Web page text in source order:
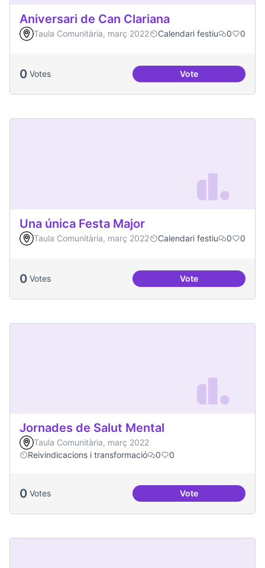
Aniversari de Can Clariana
Taula Comunitària, març 2022 Calendari festiu 0 0
0 Votes VoteAniversari de Can
Una única Festa Major
Taula Comunitària, març 2022 Calendari festiu 0 0
0 Votes VoteUna única Festa
Jornades de Salut Mental
Taula Comunitària, març 2022
Reivindicacions i transformació
0 0
0 Votes VoteJornades de Salut